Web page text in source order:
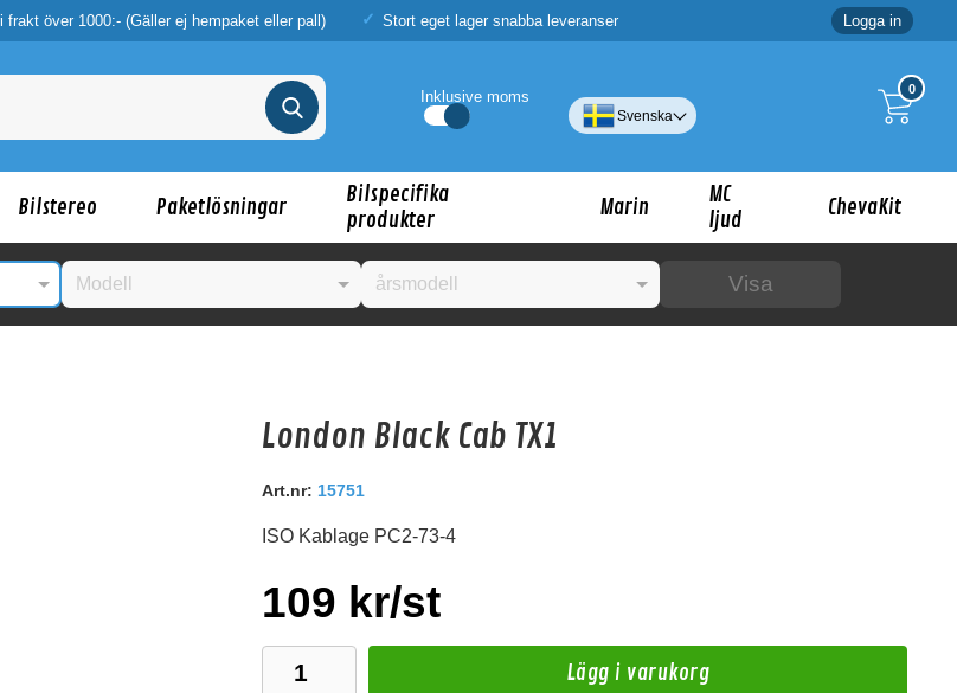
frakt över 1000:- (Gäller ej hempaket eller pall) Stort eget lager snabba leveranser Logga in
0
Inklusive moms
Svenska
Bilstereo Paketlösningar
Bilspecifika
produkter
Marin
MC
ljud
ChevaKit
Visa
av dessa produkter kan intressera dig?
London Black Cab TX1
Art.nr: 15751
ISO Kablage PC2-73-4
109 kr/st
Lägg i varukorg